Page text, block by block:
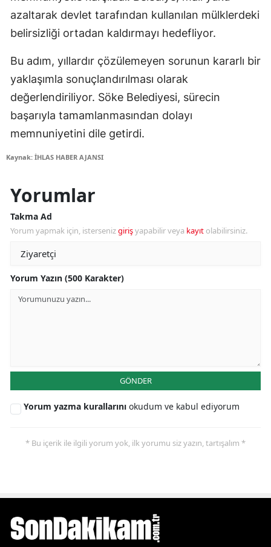
azaltarak devlet tarafından kullanılan mülklerdeki
belirsizliği ortadan kaldırmayı hedefliyor.
Bu adım, yıllardır çözülemeyen sorunun kararlı bir
yaklaşımla sonuçlandırılması olarak
değerlendiriliyor. Söke Belediyesi, sürecin
başarıyla tamamlanmasından dolayı
memnuniyetini dile getirdi.
Kaynak: İHLAS HABER AJANSI
Yorumlar
Takma Ad
Yorum yapmak için, istersenizgirişyapabilir veya kayıt olabilirsiniz.
Yorum Yazın (500 Karakter)
GÖNDER
Yorum yazma kurallarını okudum ve kabul ediyorum
* Bu içerik ile ilgili yorum yok, ilk yorumu siz yazın, tartışalım *